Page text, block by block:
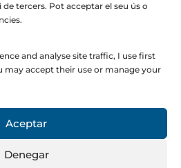
tercers. Pot acceptar el seu ús o
and analyse site traffic, I use first
may accept their use or manage your
Aceptar
Denegar
Fernández Alonso
Corporate